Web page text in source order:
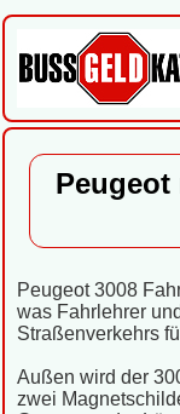
Peugeot 3008
was Fahrlehrer
Straßenverkehrs
Außen wird der
zwei